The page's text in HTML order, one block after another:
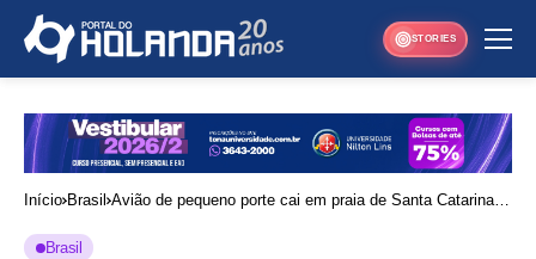
STORIES
Início Brasil Avião de pequeno porte cai em praia de Santa Catarina;
Brasil